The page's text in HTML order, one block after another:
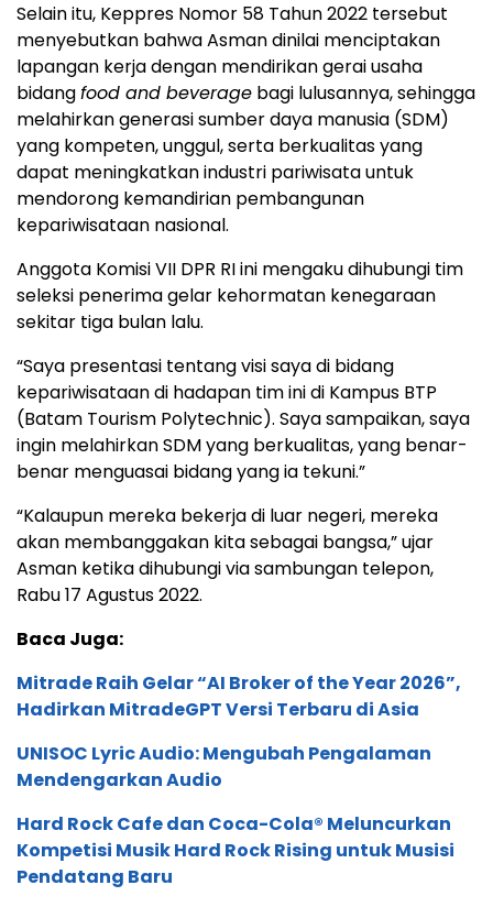
Selain itu, Keppres Nomor 58 Tahun 2022 tersebut
menyebutkan bahwa Asman dinilai menciptakan
lapangan kerja dengan mendirikan gerai usaha
bidangfood and beverage bagi lulusannya, sehingga
melahirkan generasi sumber daya manusia (SDM)
yang kompeten, unggul, serta berkualitas yang
dapat meningkatkan industri pariwisata untuk
mendorong kemandirian pembangunan
kepariwisataan nasional.
Anggota Komisi VII DPR RI ini mengaku dihubungi tim
seleksi penerima gelar kehormatan kenegaraan
sekitar tiga bulan lalu.
“Saya presentasi tentang visi saya di bidang
kepariwisataan di hadapan tim ini di Kampus BTP
(Batam Tourism Polytechnic). Saya sampaikan, saya
ingin melahirkan SDM yang berkualitas, yang benar-
benar menguasai bidang yang ia tekuni.”
“Kalaupun mereka bekerja di luar negeri, mereka
akan membanggakan kita sebagai bangsa,” ujar
Asman ketika dihubungi via sambungan telepon,
Rabu 17 Agustus 2022.
Baca Juga:
Mitrade Raih Gelar “AI Broker of the Year 2026”,
Hadirkan MitradeGPT Versi Terbaru di Asia
UNISOC Lyric Audio: Mengubah Pengalaman
Mendengarkan Audio
Hard Rock Cafe dan Coca-Cola® Meluncurkan
Kompetisi Musik Hard Rock Rising untuk Musisi
Pendatang Baru